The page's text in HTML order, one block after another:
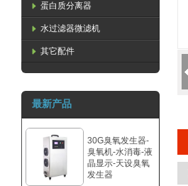
蛋白质分离器
水过滤器微滤机
其它配件
最新产品
30G臭氧发生器-
臭氧机-水消毒-液
晶显示-天设臭氧
发生器